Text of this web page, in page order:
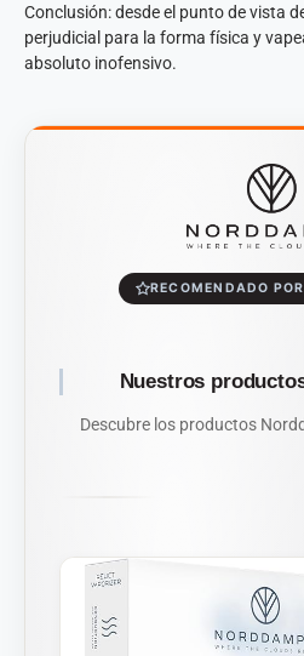
Conclusión: desde el punto de vista
perjudicial para la forma física y
absoluto inofensivo.
RECOMENDADO
Nuestros
Descubre los productos